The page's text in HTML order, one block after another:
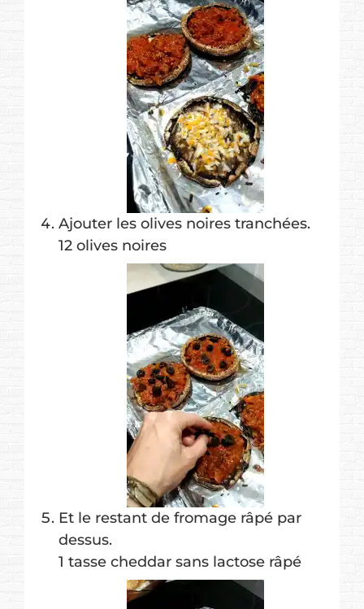
Ajouter les olives noires tranchées.
12 olives noires
Et le restant de fromage râpé par
dessus.
1 tasse cheddar sans lactose râpé